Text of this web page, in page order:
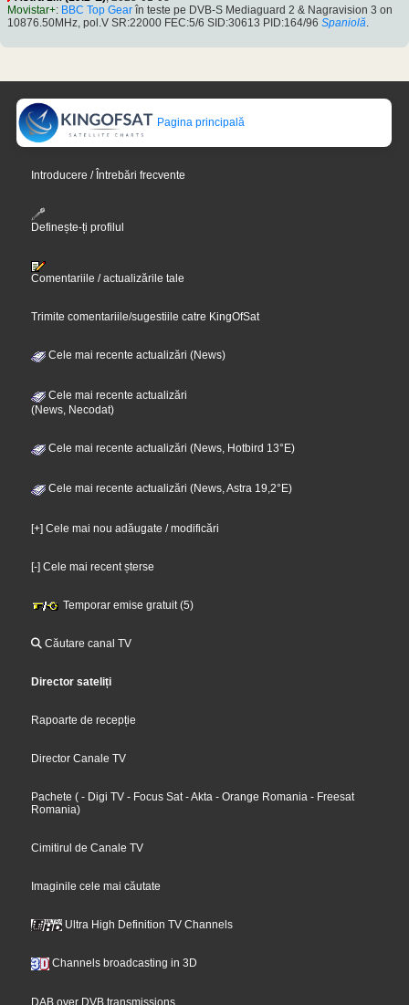
Movistar+: BBC Top Gear în teste pe DVB-S Mediaguard 2 & Nagravision 3 on
10876.50MHz, pol.V SR:22000 FEC:5/6 SID:30613 PID:164/96 Spaniolă.
Pagina principală
Introducere / Întrebări frecvente
Definește-ți profilul
Comentariile / actualizările tale
Trimite comentariile/sugestiile catre KingOfSat
Cele mai recente actualizări (News)
Cele mai recente actualizări
(News, Necodat)
Cele mai recente actualizări (News, Hotbird 13°E)
Cele mai recente actualizări (News, Astra 19,2°E)
[+] Cele mai nou adăugate / modificări
[-] Cele mai recent șterse
Temporar emise gratuit (5)
Căutare canal TV
Director sateliți
Rapoarte de recepție
Director Canale TV
Pachete (- Digi TV - Focus Sat- Akta - Orange Romania - Freesat
Romania)
Cimitirul de Canale TV
Imaginile cele mai căutate
Ultra High Definition TV Channels
Channels broadcasting in 3D